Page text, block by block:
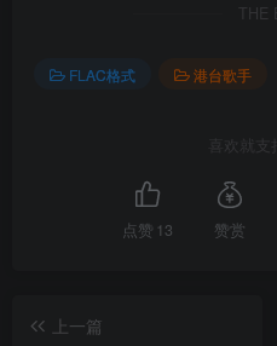
THE
FLAC格式 港台歌手
喜欢就
点赞 13 赞赏
上一篇